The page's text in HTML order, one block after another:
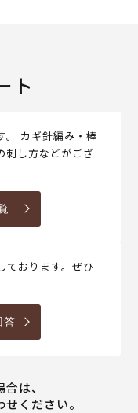
ト
。 カギ針編み・棒
刺し方などがござ
ております。ぜひ
答
は、
ください。